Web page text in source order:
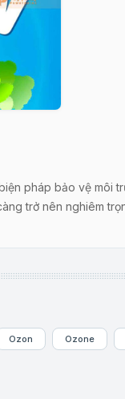
pháp bảo vệ môi
trở nên nghiêm
Ozon Ozone